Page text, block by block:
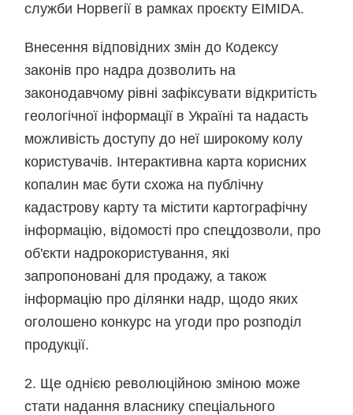
служби Норвегії в рамках проєкту EIMIDA.
Внесення відповідних змін до Кодексу
законів про надра дозволить на
законодавчому рівні зафіксувати відкритість
геологічної інформації в Україні та надасть
можливість доступу до неї широкому колу
користувачів. Інтерактивна карта корисних
копалин має бути схожа на публічну
кадастрову карту та містити картографічну
інформацію, відомості про спецдозволи, про
об'єкти надрокористування, які
запропоновані для продажу, а також
інформацію про ділянки надр, щодо яких
оголошено конкурс на угоди про розподіл
продукції.
2. Ще однією революційною зміною може
стати надання власнику спеціального